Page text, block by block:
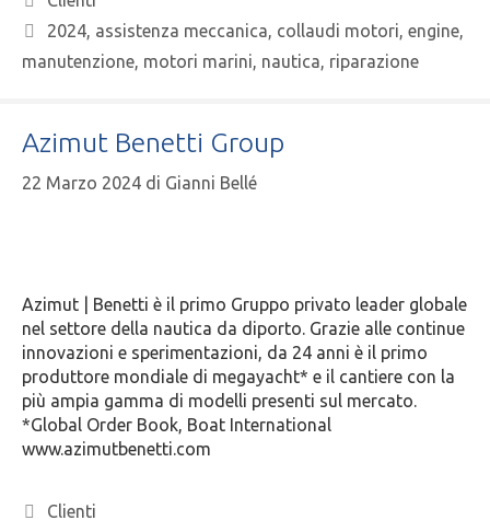
2024, assistenza meccanica, collaudi motori, engine,
manutenzione, motori marini, nautica, riparazione
Azimut Benetti Group
22 Marzo 2024 di Gianni Bellé
Azimut | Benetti è il primo Gruppo privato leader globale
nel settore della nautica da diporto. Grazie alle continue
innovazioni e sperimentazioni, da 24 anni è il primo
produttore mondiale di megayacht* e il cantiere con la
più ampia gamma di modelli presenti sul mercato.
*Global Order Book, Boat International
www.azimutbenetti.com
Clienti